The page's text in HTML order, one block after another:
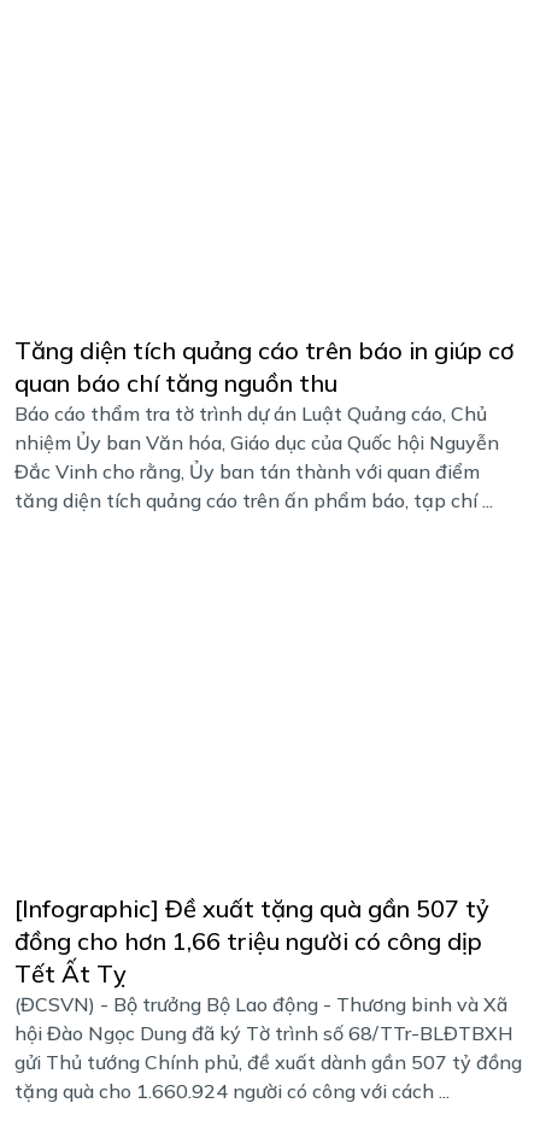
Tăng diện tích quảng cáo trên báo in giúp cơ
quan báo chí tăng nguồn thu
Báo cáo thẩm tra tờ trình dự án Luật Quảng cáo, Chủ
nhiệm Ủy ban Văn hóa, Giáo dục của Quốc hội Nguyễn
Đắc Vinh cho rằng, Ủy ban tán thành với quan điểm
tăng diện tích quảng cáo trên ấn phẩm báo, tạp chí ...
[Infographic] Đề xuất tặng quà gần 507 tỷ
đồng cho hơn 1,66 triệu người có công dịp
Tết Ất Tỵ
(ĐCSVN) - Bộ trưởng Bộ Lao động - Thương binh và Xã
hội Đào Ngọc Dung đã ký Tờ trình số 68/TTr-BLĐTBXH
gửi Thủ tướng Chính phủ, đề xuất dành gần 507 tỷ đồng
tặng quà cho 1.660.924 người có công với cách ...